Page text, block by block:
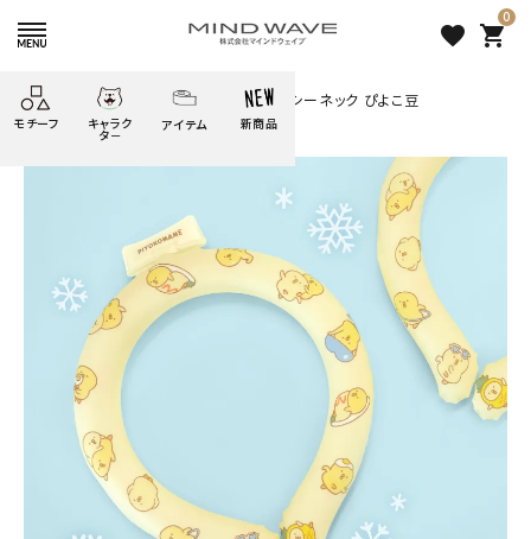
favorite
0
shopping_cart
モチーフ
花・植物
キャラク
タ－
にゃんすけ
ぴよこ豆
うさぎの
ムーちゃん
だっとちゃん ばいばいべあ
ゆるあにまる
ウサコレフレンズ
一期一会
アイテム
シール テープ
ふせん 紙文具
筆記用具等
モバイル
新商品
やわらかアイシーネック ぴよ
HOME すべての商品 やわらかアイシーネック ぴよこ豆